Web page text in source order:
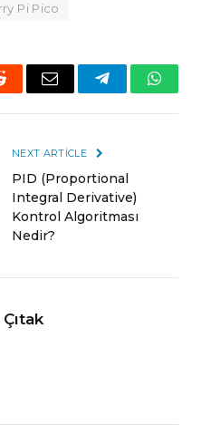
Pi Pico
Email Telegram
NEXT ARTICLE
PID (Proportional
Integral Derivative)
Kontrol Algoritması
Nedir?